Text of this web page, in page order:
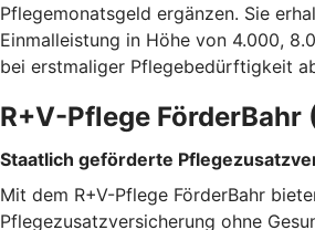
Pflegemonatsgeld ergänzen. Sie
Einmalleistung in Höhe von 4.000,
bei erstmaliger Pflegebedürftigkeit
R+V-Pflege FörderBahr
Staatlich geförderte
Mit dem R+V-Pflege FörderBahr
Pflegezusatzversicherung ohne